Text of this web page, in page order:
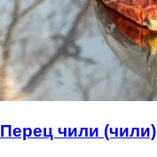
Перец чили (чили)